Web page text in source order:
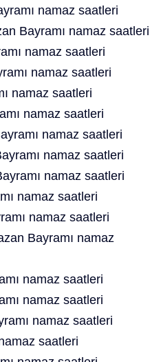
namaz saatleri
Bayramı namaz saatleri
namaz saatleri
namaz saatleri
namaz saatleri
namaz saatleri
namaz saatleri
namaz saatleri
namaz saatleri
namaz saatleri
namaz saatleri
Bayramı namaz
namaz saatleri
namaz saatleri
namaz saatleri
saatleri